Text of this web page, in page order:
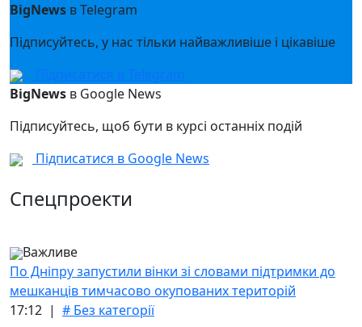
BigNews в Telegram
Підписуйтесь, у нас тільки найважливіше і цікавіше
Підписатися в Telegram
BigNews в Google News
Підписуйтесь, щоб бути в курсі останніх подій
Підписатися в Google News
Спецпроекти
Важливе
По Дніпру запустили вінки зі словами підтримки до
мешканців тимчасово окупованих територій
17:12 | # Без категорії